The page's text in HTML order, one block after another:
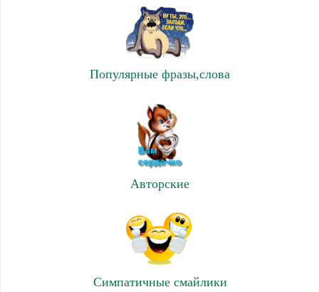
Популярные фразы,слова
Авторские
Симпатичные смайлики